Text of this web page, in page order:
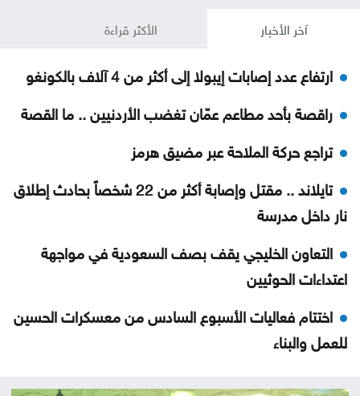
آخر الأخبار الأكثر قراءة
ارتفاع عدد إصابات إيبولا إلى أكثر من 4 آلاف بالكونغو
راقصة بأحد مطاعم عمّان تغضب الأردنيين .. ما القصة
تراجع حركة الملاحة عبر مضيق هرمز
تايلاند .. مقتل وإصابة أكثر من 22 شخصاً بحادث إطلاق
نار داخل مدرسة
التعاون الخليجي يقف بصف السعودية في مواجهة
اعتداءات الحوثيين
اختتام فعاليات الأسبوع السادس من معسكرات الحسين
للعمل والبناء